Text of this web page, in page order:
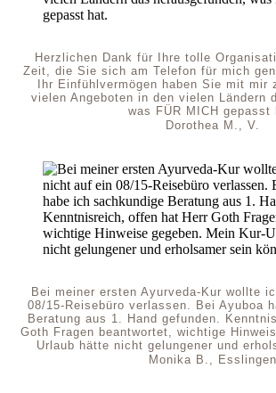
Herzlichen Dank für Ihre tolle
Zeit, die Sie sich am Telefon für mich
Ihr Einfühlvermögen haben Sie mit mir
vielen Angeboten in den vielen Ländern
was FÜR MICH gepasst
Dorothea M., V.
Bei meiner ersten Ayurveda-Kur wollte
08/15-Reisebüro verlassen. Bei Ayuboa
Beratung aus 1. Hand gefunden.
Goth Fragen beantwortet, wichtige
Urlaub hätte nicht gelungener und
Monika B., Esslingen